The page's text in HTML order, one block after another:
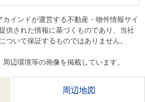
築・
中古
一戸
建て
を探
却
相
談
（名
）
案内（関
西）
Way
図
役員一
覧
ニュース
情報
周辺地図
インドが運営する不動産・物件情報サイ
供された情報に基づくものであり、当社
ついて保証するものではありません。
辺環境等の画像を掲載しています。